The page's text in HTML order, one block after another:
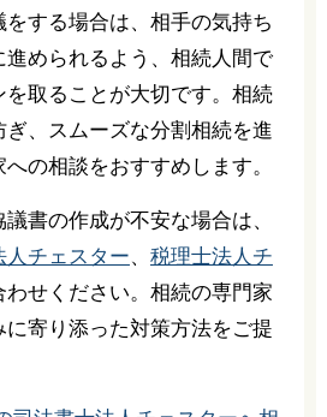
をする場合は、相手の気持ち
進められるよう、相続人間で
を取ることが大切です。相続
ぎ、スムーズな分割相続を進
の相談をおすすめします。
書の作成が不安な場合は、
人チェスター、 税理士法人チ
わせください。相続の専門家
寄り添った対策方法をご提